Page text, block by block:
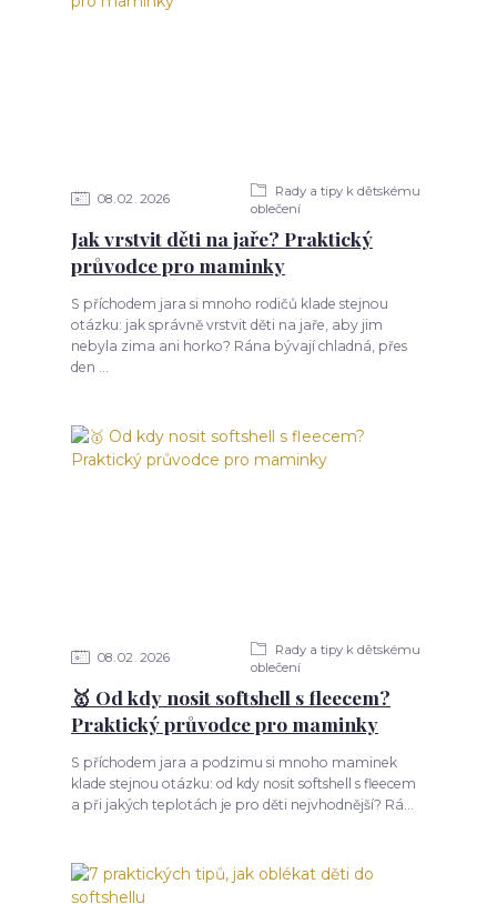
08 02 2026
Rady a tipy k dětskému
oblečení
Jak vrstvit děti na jaře? Praktický
průvodce pro maminky
S příchodem jara si mnoho rodičů klade stejnou
otázku: jak správně vrstvit děti na jaře, aby jim
nebyla zima ani horko? Rána bývají chladná, přes
den ...
08 02 2026
Rady a tipy k dětskému
oblečení
🥇 Od kdy nosit softshell s fleecem?
Praktický průvodce pro maminky
S příchodem jara a podzimu si mnoho maminek
klade stejnou otázku: od kdy nosit softshell s fleecem
a při jakých teplotách je pro děti nejvhodnější? Rá...